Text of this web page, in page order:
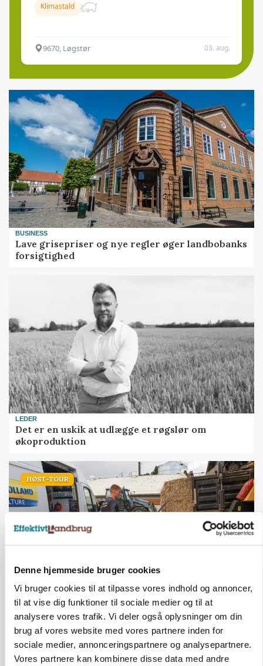
Denne hjemmeside bruger cookies
Vi bruger cookies til at tilpasse vores indhold og annoncer,
til at vise dig funktioner til sociale medier og til at
analysere vores trafik. Vi deler også oplysninger om din
brug af vores website med vores partnere inden for
sociale medier, annonceringspartnere og analysepartnere.
Vores partnere kan kombinere disse data med andre
Klimastald
9670, Løgstør 03. aug.
BUSINESS
Lave grisepriser og nye regler øger landbobanks
forsigtighed
LEDER
Det er en uskik at udlægge et røgslør om
økoproduktion
HØST-TOUR
PLANTER
På døgnvagt i høsten
Annonce
Loading...